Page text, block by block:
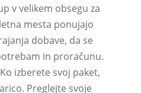
v velikem obsegu za
mesta ponujajo
dobave, da se
in proračunu.
Ko izberete svoj paket,
Preglejte svoje